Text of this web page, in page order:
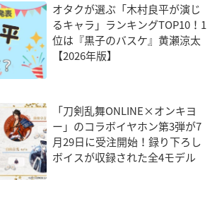
オタクが選ぶ「木村良平が演じ
るキャラ」ランキングTOP10！1
位は『黒子のバスケ』黄瀬涼太
【2026年版】
「刀剣乱舞ONLINE×オンキヨ
ー」のコラボイヤホン第3弾が7
月29日に受注開始！録り下ろし
ボイスが収録された全4モデル